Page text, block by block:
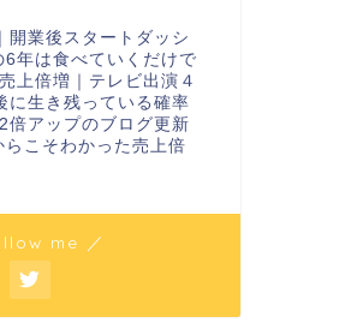
開業後スタートダッシ
6年は食べていくだけで
上倍増｜テレビ出演４
に生き残っている確率
アップのブログ更新
こそわかった売上倍
me ／